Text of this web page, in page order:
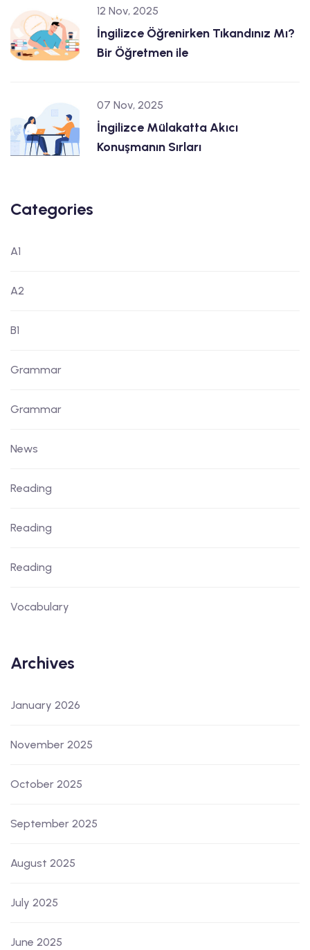
12 Nov, 2025
İngilizce Öğrenirken Tıkandınız Mı?
Bir Öğretmen ile
07 Nov, 2025
İngilizce Mülakatta Akıcı
Konuşmanın Sırları
Categories
A1
A2
B1
Grammar
Grammar
News
Reading
Reading
Reading
Vocabulary
Archives
January 2026
November 2025
October 2025
September 2025
August 2025
July 2025
June 2025